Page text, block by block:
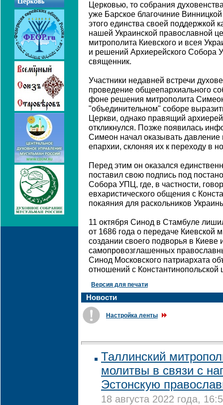
Церковью, то собрания
уже Барское благочиние
этого единства своей поддержкой
нашей Украинской православной
митрополита Киевского и всея
и решений Архиерейского Собора
священник.
Участники недавней встречи
проведение общеепархиального
фоне решения митрополита
"объединительном" соборе
Церкви, однако правящий
откликнулся. Позже появилась
Симеон начал оказывать
епархии, склоняя их к переходу в
Перед этим он оказался
поставил свою подпись под
Собора УПЦ, где, в частности,
евхаристического общения с
покаяния для раскольников
11 октября Синод в Стамбуле
от 1686 года о передаче Киевской
создании своего подворья в Киеве
самопровозглашенных
Синод Московского патриархата
отношений с Константинопольской
Версия для печати
Новости
Настройка ленты
Таллинский
молитвы в связи с
Эстонскую
18 августа 2022 года,